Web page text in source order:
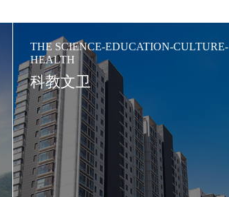
THE SCIENCE-EDUCATION-CULTURE-
HEALTH
科教文卫